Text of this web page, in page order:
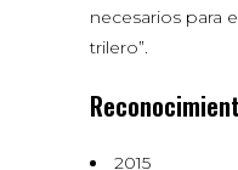
necesarios para
trilero”.
2015